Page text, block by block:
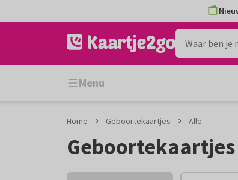
naar
naar
Menu
Home Geboortekaartjes Alle